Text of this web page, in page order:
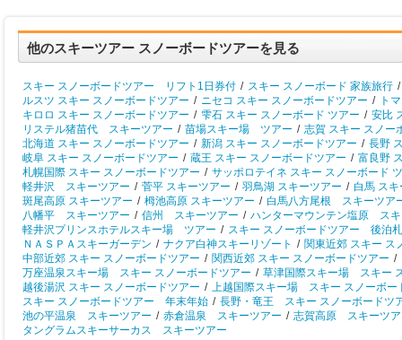
他のスキーツアー スノーボードツアーを見る
スキー スノーボードツアー リフト1日券付 / スキー スノーボード 家族旅行 /
ルスツ スキー スノーボードツアー / ニセコ スキー スノーボードツアー /
ト
キロロ スキー スノーボードツアー / 雫石 スキー スノーボード ツアー / 安比
リステル猪苗代 スキーツアー / 苗場スキー場 ツアー / 志賀 スキー スノー
北海道 スキー スノーボードツアー / 新潟 スキー スノーボードツアー / 長野
岐阜 スキー スノーボードツアー / 蔵王 スキー スノーボードツアー / 富良野
札幌国際 スキー スノーボードツアー / サッポロテイネ スキー スノーボード
軽井沢 スキーツアー / 菅平 スキーツアー / 羽鳥湖 スキーツアー / 白馬 ス
斑尾高原 スキーツアー / 栂池高原 スキーツアー / 白馬八方尾根 スキーツア
八幡平 スキーツアー / 信州 スキーツアー / ハンターマウンテン塩原 ス
軽井沢プリンスホテルスキー場 ツアー / スキー スノーボードツアー 後泊
ＮＡＳＰＡスキーガーデン / ナクア白神スキーリゾート / 関東近郊 スキー ス
中部近郊 スキー スノーボードツアー / 関西近郊 スキー スノーボードツアー /
万座温泉スキー場 スキー スノーボードツアー / 草津国際スキー場 スキー
越後湯沢 スキー スノーボードツアー / 上越国際スキー場 スキー スノーボー
スキー スノーボードツアー 年末年始 / 長野・竜王 スキー スノーボードツ
池の平温泉 スキーツアー / 赤倉温泉 スキーツアー / 志賀高原 スキーツ
タングラムスキーサーカス スキーツアー